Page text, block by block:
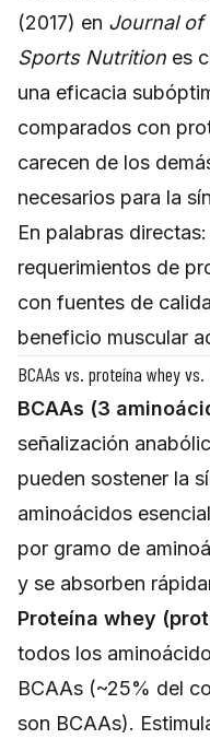
(2017) en Journal of
Sports Nutrition es
una eficacia
comparados con
carecen de los
necesarios para la
En palabras
requerimientos de
con fuentes de
beneficio muscular
BCAAs vs. proteína whey vs.
BCAAs (3
señalización
pueden sostener la
aminoácidos
por gramo de
y se absorben
Proteína whey
todos los
BCAAs (~25% del
son BCAAs).